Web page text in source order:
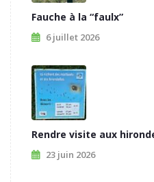
Fauche à la “faulx”
6 juillet 2026
Rendre visite aux
23 juin 2026